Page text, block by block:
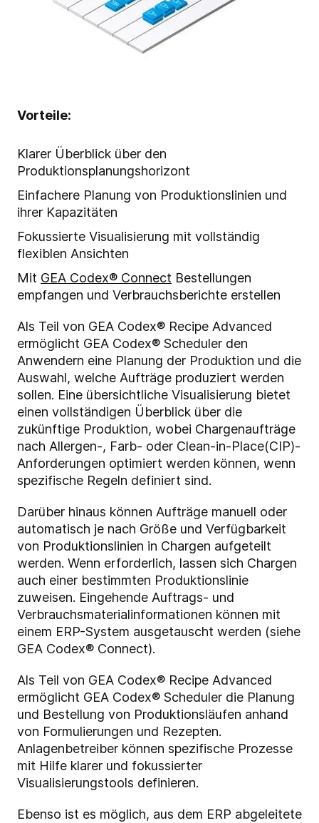
Vorteile:
Klarer Überblick über den
Produktionsplanungshorizont
Einfachere Planung von Produktionslinien und
ihrer Kapazitäten
Fokussierte Visualisierung mit vollständig
flexiblen Ansichten
Mit GEA Codex® Connect Bestellungen
empfangen und Verbrauchsberichte erstellen
Als Teil von GEA Codex® Recipe Advanced
ermöglicht GEA Codex® Scheduler den
Anwendern eine Planung der Produktion und die
Auswahl, welche Aufträge produziert werden
sollen. Eine übersichtliche Visualisierung bietet
einen vollständigen Überblick über die
zukünftige Produktion, wobei Chargenaufträge
nach Allergen-, Farb- oder Clean-in-Place(CIP)-
Anforderungen optimiert werden können, wenn
spezifische Regeln definiert sind.
Darüber hinaus können Aufträge manuell oder
automatisch je nach Größe und Verfügbarkeit
von Produktionslinien in Chargen aufgeteilt
werden. Wenn erforderlich, lassen sich Chargen
auch einer bestimmten Produktionslinie
zuweisen. Eingehende Auftrags- und
Verbrauchsmaterialinformationen können mit
einem ERP-System ausgetauscht werden (siehe
GEA Codex® Connect).
Als Teil von GEA Codex® Recipe Advanced
ermöglicht GEA Codex® Scheduler die Planung
und Bestellung von Produktionsläufen anhand
von Formulierungen und Rezepten.
Anlagenbetreiber können spezifische Prozesse
mit Hilfe klarer und fokussierter
Visualisierungstools definieren.
Ebenso ist es möglich, aus dem ERP abgeleitete